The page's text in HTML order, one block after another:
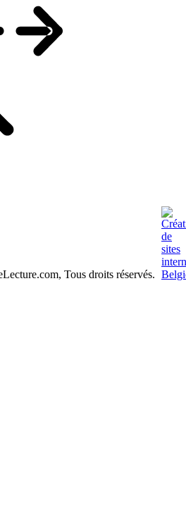
Tous droits réservés.